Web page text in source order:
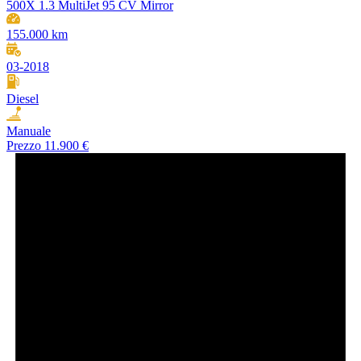
500X 1.3 MultiJet 95 CV Mirror
155.000 km
03-2018
Diesel
Manuale
Prezzo 11.900 €